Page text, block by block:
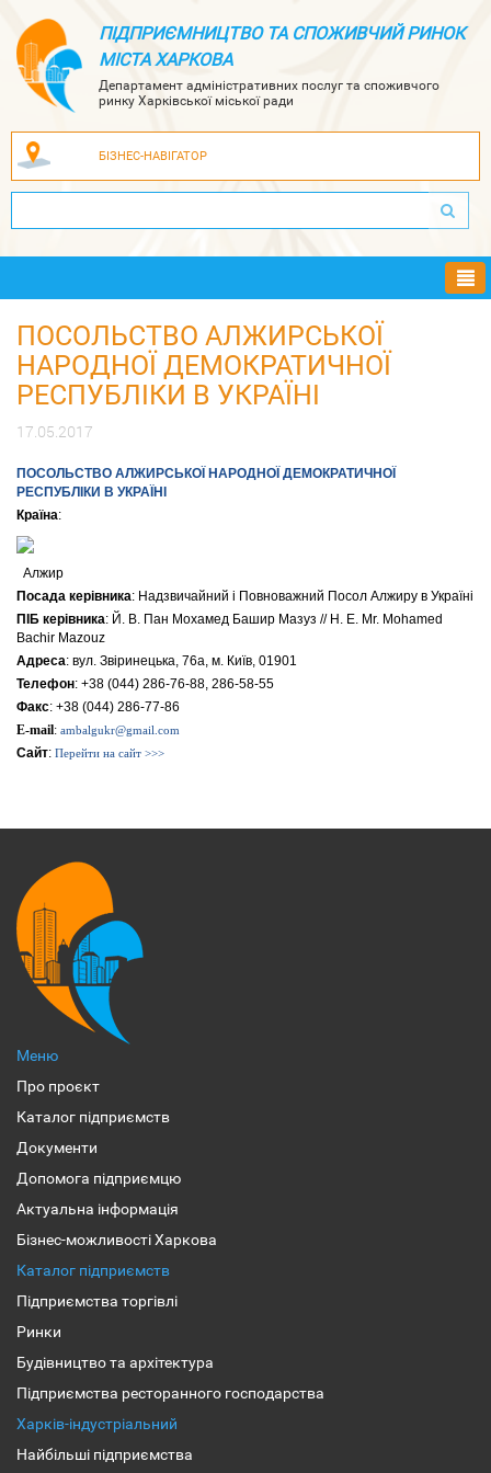
ПІДПРИЄМНИЦТВО ТА СПОЖИВЧИЙ РИНОК
МІСТА ХАРКОВА
Департамент адміністративних послуг та споживчого
ринку Харківської міської ради
БІЗНЕС-НАВІГАТОР
ПОСОЛЬСТВО АЛЖИРСЬКОЇ
НАРОДНОЇ ДЕМОКРАТИЧНОЇ
РЕСПУБЛІКИ В УКРАЇНІ
17.05.2017
ПОСОЛЬСТВО АЛЖИРСЬКОЇ НАРОДНОЇ ДЕМОКРАТИЧНОЇ
РЕСПУБЛІКИ В УКРАЇНІ
Країна:
Алжир
Посада керівника: Надзвичайний i Повноважний Посол Алжиру в Україні
ПІБ керівника: Й. В. Пан Мохамед Башир Мазуз // H. E. Mr. Mohamed
Bachir Mazouz
Адреса: вул. Звіринецька, 76а, м. Київ, 01901
Телефон: +38 (044) 286-76-88, 286-58-55
Факс: +38 (044) 286-77-86
E-mail: ambalgukr@gmail.com
Сайт: Перейти на сайт >>>
Меню
Про проєкт
Каталог підприємств
Документи
Допомога підприємцю
Актуальна інформація
Бізнес-можливості Харкова
Каталог підприємств
Підприємства торгівлі
Ринки
Будівництво та архітектура
Підприємства ресторанного господарства
Харків-індустріальний
Найбільші підприємства